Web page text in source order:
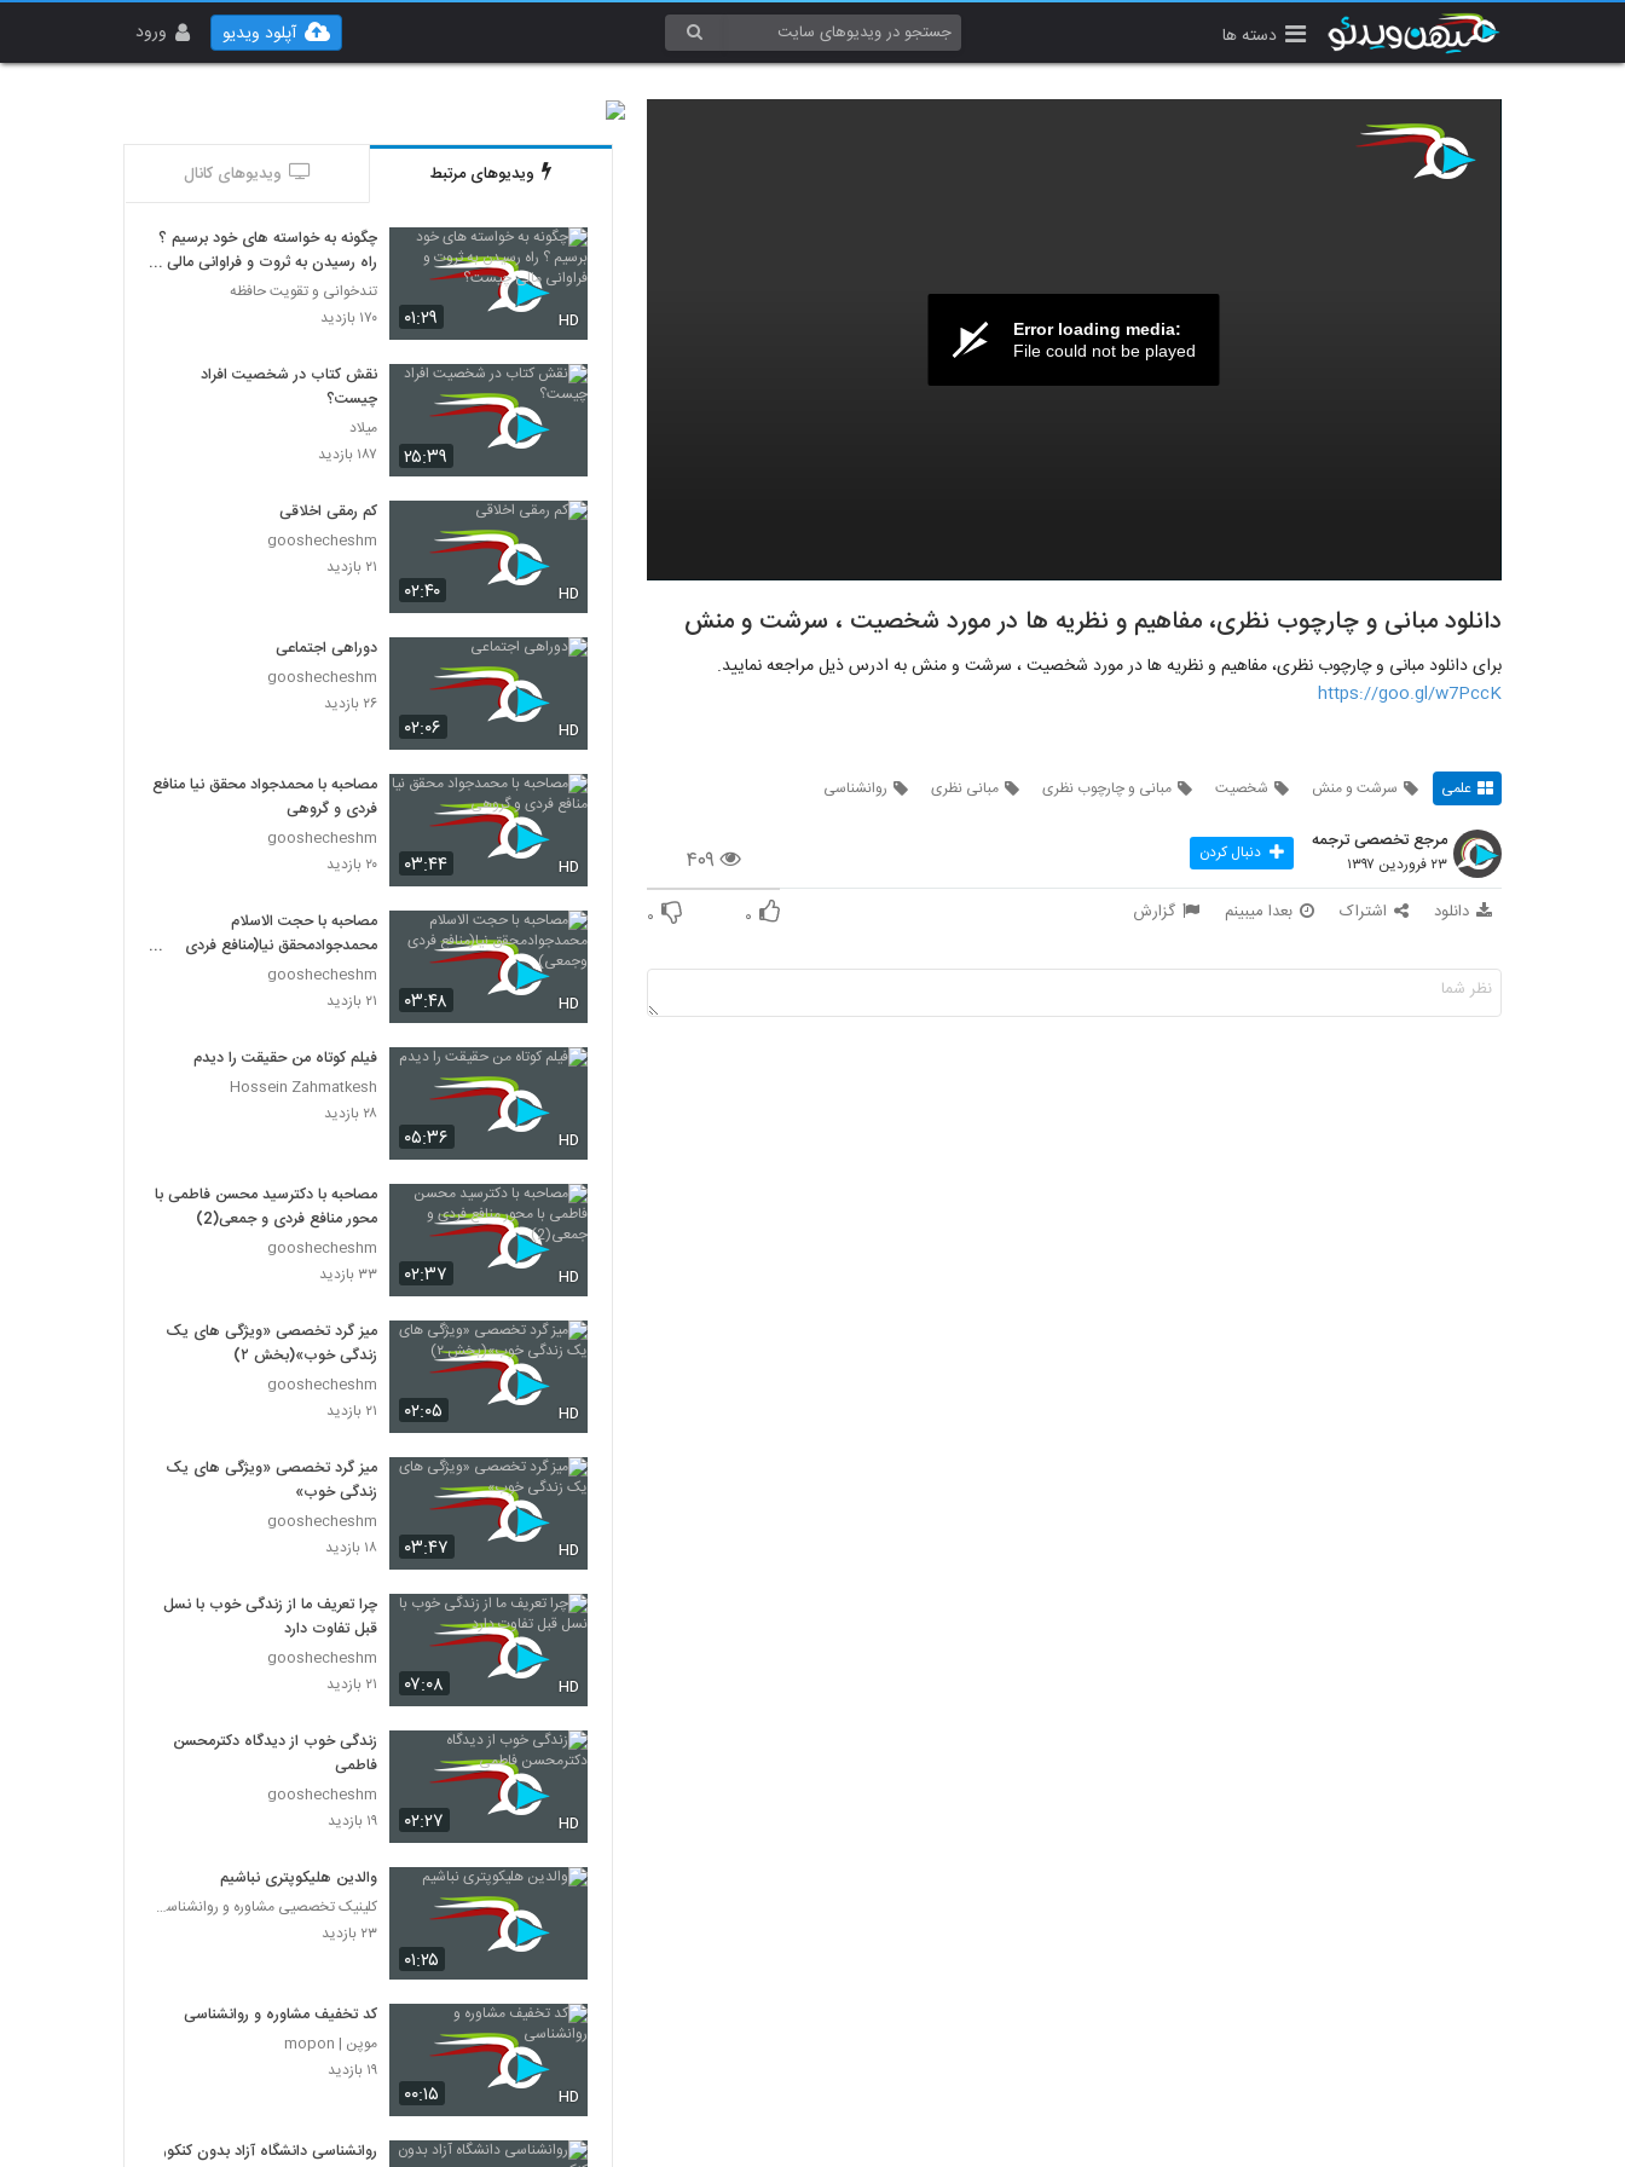
دسته ها ورود آپلود ویدیو
Error loading media:
File could not be played
دانلود مبانی و چارچوب نظری، مفاهیم و نظریه ها در مورد شخصیت ، سرشت و منش
برای دانلود مبانی و چارچوب نظری، مفاهیم و نظریه ها در مورد شخصیت ، سرشت و منش به ادرس ذیل مراجعه نمایید.
https://goo.gl/w7PccK
علمی سرشت و منش شخصیت مبانی و چارچوب نظری مبانی نظری روانشناسی
۴۰۹
مرجع تخصصی ترجمه
۲۳ فروردین ۱۳۹۷ دنبال کردن
دانلود اشتراک بعدا میبینم گزارش ۰ ۰
ویدیوهای مرتبط ویدیوهای کانال
۰۱:۲۹ HD
چگونه به خواسته های خود برسیم ؟
راه رسیدن به ثروت و فراوانی مالی
چیست؟
تندخوانی و تقویت حافظه
۱۷۰ بازدید
۲۵:۳۹
نقش کتاب در شخصیت افراد
چیست؟
میلاد
۱۸۷ بازدید
۰۲:۴۰ HD
کم رمقی اخلاقی
gooshecheshm
۲۱ بازدید
۰۲:۰۶ HD
دوراهی اجتماعی
gooshecheshm
۲۶ بازدید
۰۳:۴۴ HD
مصاحبه با محمدجواد محقق نیا منافع
فردی و گروهی
gooshecheshm
۲۰ بازدید
۰۳:۴۸ HD
مصاحبه با حجت الاسلام
محمدجوادمحقق نیا(منافع فردی
وجمعی)
gooshecheshm
۲۱ بازدید
۰۵:۳۶ HD
فیلم کوتاه من حقیقت را دیدم
Hossein Zahmatkesh
۲۸ بازدید
۰۲:۳۷ HD
مصاحبه با دکترسید محسن فاطمی با
محور منافع فردی و جمعی(2)
gooshecheshm
۳۳ بازدید
۰۲:۰۵ HD
میز گرد تخصصی «ویژگی های یک
زندگی خوب»(بخش ۲)
gooshecheshm
۲۱ بازدید
۰۳:۴۷ HD
میز گرد تخصصی «ویژگی های یک
زندگی خوب»
gooshecheshm
۱۸ بازدید
۰۷:۰۸ HD
چرا تعریف ما از زندگی خوب با نسل
قبل تفاوت دارد
gooshecheshm
۲۱ بازدید
۰۲:۲۷ HD
زندگی خوب از دیدگاه دکترمحسن
فاطمی
gooshecheshm
۱۹ بازدید
۰۱:۲۵
والدین هلیکوپتری نباشیم
کلینیک تخصصیی مشاوره و روانشناسی خانواده ایرانی
۲۳ بازدید
۰۰:۱۵ HD
کد تخفیف مشاوره و روانشناسی
موپن | mopon
۱۹ بازدید
روانشناسی دانشگاه آزاد بدون کنکور